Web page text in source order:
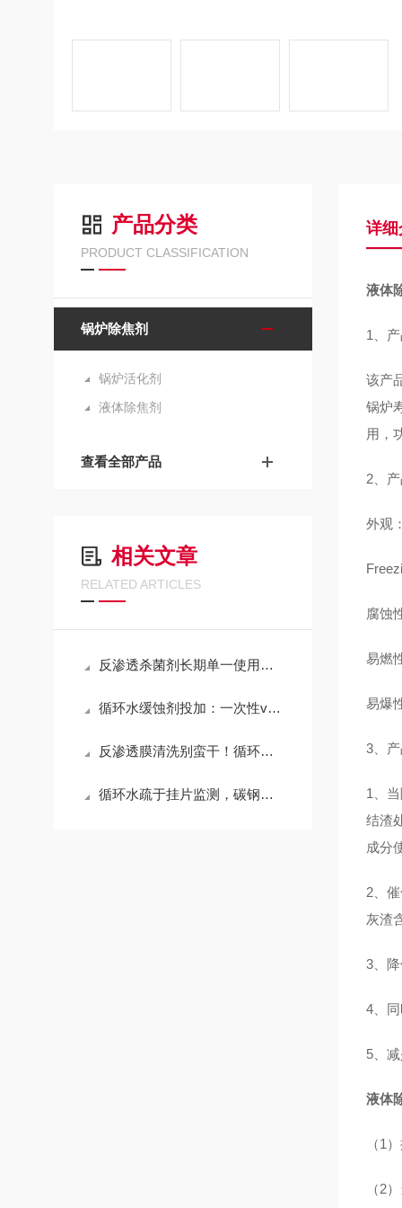
产品分类
PRODUCT CLASSIFICATION
锅炉除焦剂
锅炉活化剂
液体除焦剂
查看全部产品
相关文章
RELATED ARTICLES
反渗透杀菌剂长期单一使用，为何容易出现微生物耐药问题？
循环水缓蚀剂投加：一次性vs连续定量，哪种方式更适配工业运维？
反渗透膜清洗别蛮干！循环时长把控不对，膜元件损耗翻倍
循环水疏于挂片监测，碳钢管道频频点蚀穿孔？现场分步补救+运维整改方案
详细
液体
1、
该产
锅炉
用，
2、
外观
腐蚀
易燃
易爆
3、
1、
结渣
成分
2、
灰渣
3、
4、
5、
液体
（1
（2